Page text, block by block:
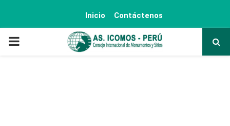
Inicio Contáctenos
PRIMARY